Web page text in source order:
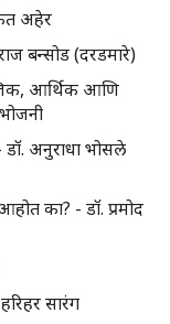
अहेर
बन्सोड (दरडमारे)
आर्थिक आणि
डॉ. अनुराधा भोसले
का? - डॉ. प्रमोद
सारंग